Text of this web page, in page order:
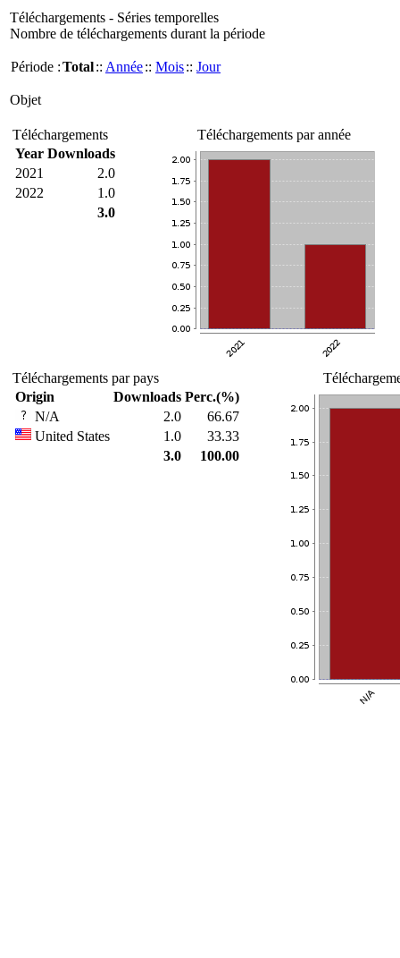
Téléchargements - Séries temporelles
Nombre de téléchargements durant la période
Période :Total:: Année:: Mois:: Jour
Objet
Téléchargements
Year Downloads
2021
2.0
2022
1.0
3.0
Téléchargements par année
Téléchargements par pays
Origin
Downloads Perc.(%)
N/A
2.0
66.67
United States
1.0
33.33
3.0
100.00